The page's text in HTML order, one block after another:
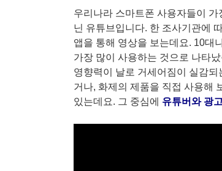
우리나라 스마트폰 사용자들이
닌 유튜브입니다. 한 조사기관에
앱을 통해 영상을 보는데요. 10대
가장 많이 사용하는 것으로 나타
영향력이 날로 거세어짐이 실감
거나, 화제의 제품을 직접 사용해
있는데요. 그 중심에 유튜버와 광